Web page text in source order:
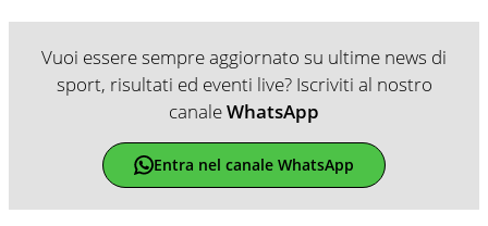
Vuoi essere sempre aggiornato su ultime news di
sport, risultati ed eventi live? Iscriviti al nostro
canaleWhatsApp
Entra nel canale WhatsApp